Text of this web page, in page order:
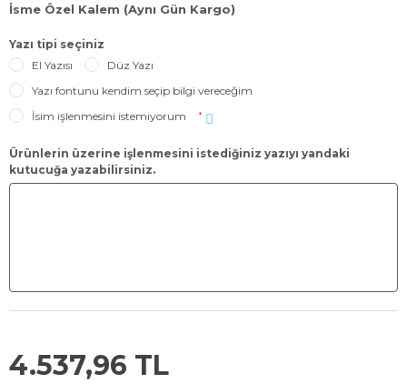
İsme Özel Kalem (Aynı Gün Kargo)
Yazı tipi seçiniz
El Yazısı
Düz Yazı
Yazı fontunu kendim seçip bilgi vereceğim
İsim işlenmesini istemiyorum
*
Ürünlerin üzerine işlenmesini istediğiniz yazıyı yandaki
kutucuğa yazabilirsiniz.
4.537,96 TL